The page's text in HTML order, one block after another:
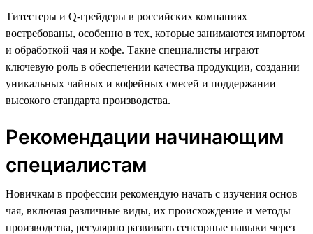
Титестеры и Q-грейдеры в российских компаниях
востребованы, особенно в тех, которые занимаются импортом
и обработкой чая и кофе. Такие специалисты играют
ключевую роль в обеспечении качества продукции, создании
уникальных чайных и кофейных смесей и поддержании
высокого стандарта производства.
Рекомендации начинающим
специалистам
Новичкам в профессии рекомендую начать с изучения основ
чая, включая различные виды, их происхождение и методы
производства, регулярно развивать сенсорные навыки через